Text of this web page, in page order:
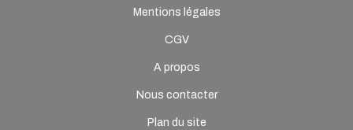
Mentions légales
CGV
A propos
Nous contacter
Plan du site